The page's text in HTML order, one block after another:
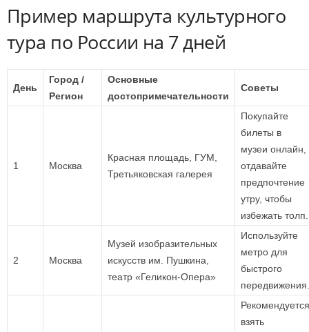
Пример маршрута культурного
тура по России на 7 дней
День
Город /
Регион
Основные
достопримечательности
Советы
1 Москва
Красная площадь, ГУМ,
Третьяковская галерея
Покупайте
билеты в
музеи онлайн,
отдавайте
предпочтение
утру, чтобы
избежать толп.
2 Москва
Музей изобразительных
искусств им. Пушкина,
театр «Геликон-Опера»
Используйте
метро для
быстрого
передвижения.
Рекомендуется
взять